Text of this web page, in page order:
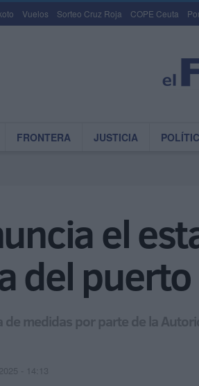
Vuelos Sorteo Cruz Roja COPE Ceuta
FRONTERA JUSTICIA
el
del puerto
de medidas por parte de la
- 14:13